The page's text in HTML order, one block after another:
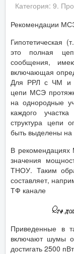
Категория: 9.
Рекомендации
Гипотетическая
это полная
сообщения,
включающая
Для РРЛ с ЧМ и
цепи МСЭ
на однородные
каждого
структура цепи
быть выделены на
В
значения
ТНОУ. Таким
составляет,
ТФ канале
Приведенные в
включают шумы
достигать 2500